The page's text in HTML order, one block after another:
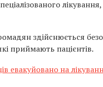
здійснюється
приймають пацієнтів.
евакуйовано на